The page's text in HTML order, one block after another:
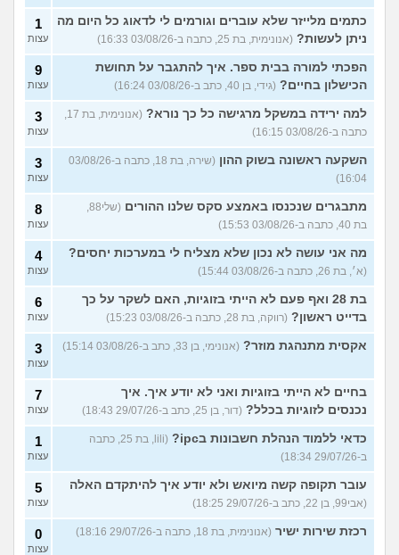
כתמים מלייזר שלא עוברים וגורמים לי לדאוג כל היום מה
ניתן לעשות? (אנונימית, בת 25, כתבה ב-03/08/26 16:33)
1
עצות
הפכתי למורה בבית ספר. איך להתגבר על תחושת
הכישלון בחיים? (גידי, בן 40, כתב ב-03/08/26 16:24)
9
עצות
למה ירידה במשקל מרגישה כל כך נורא?
(אנונימית, בת 17,
כתבה ב-03/08/26 16:15)
3
עצות
השקעה ראשונה בשוק ההון
(שירה, בת 18, כתבה ב-03/08/26
16:04)
3
עצות
מתבגרים שנכנסו באמצע סקס שלנו ההורים
(שלי88,
בת 40, כתבה ב-03/08/26 15:53)
8
עצות
מה אני עושה לא נכון שלא מצליח לי במערכות יחסים?
(א׳, בת 26, כתבה ב-03/08/26 15:44)
4
עצות
בת 28 ואף פעם לא הייתי בזוגיות, האם לשקר על כך
בדייט ראשון? (רווקה, בת 28, כתבה ב-03/08/26 15:23)
6
עצות
אקסית מתנהגת מוזר? (אנונימי, בן 33, כתב ב-03/08/26 15:14) 3
עצות
בחיים לא הייתי בזוגיות ואני לא יודע איך. איך
נכנסים לזוגיות בכלל? (דור, בן 25, כתב ב-29/07/26 18:43)
7
עצות
כדאי ללמוד הנהלת חשבונות בipc?
(lili, בת 25, כתבה
ב-29/07/26 18:34)
1
עצות
עובר תקופה קשה מיואש ולא יודע איך להיתקדם האלה
(אבי99, בן 22, כתב ב-29/07/26 18:25)
5
עצות
רכזת שירות ישיר (אנונימית, בת 18, כתבה ב-29/07/26 18:16) 0
עצות